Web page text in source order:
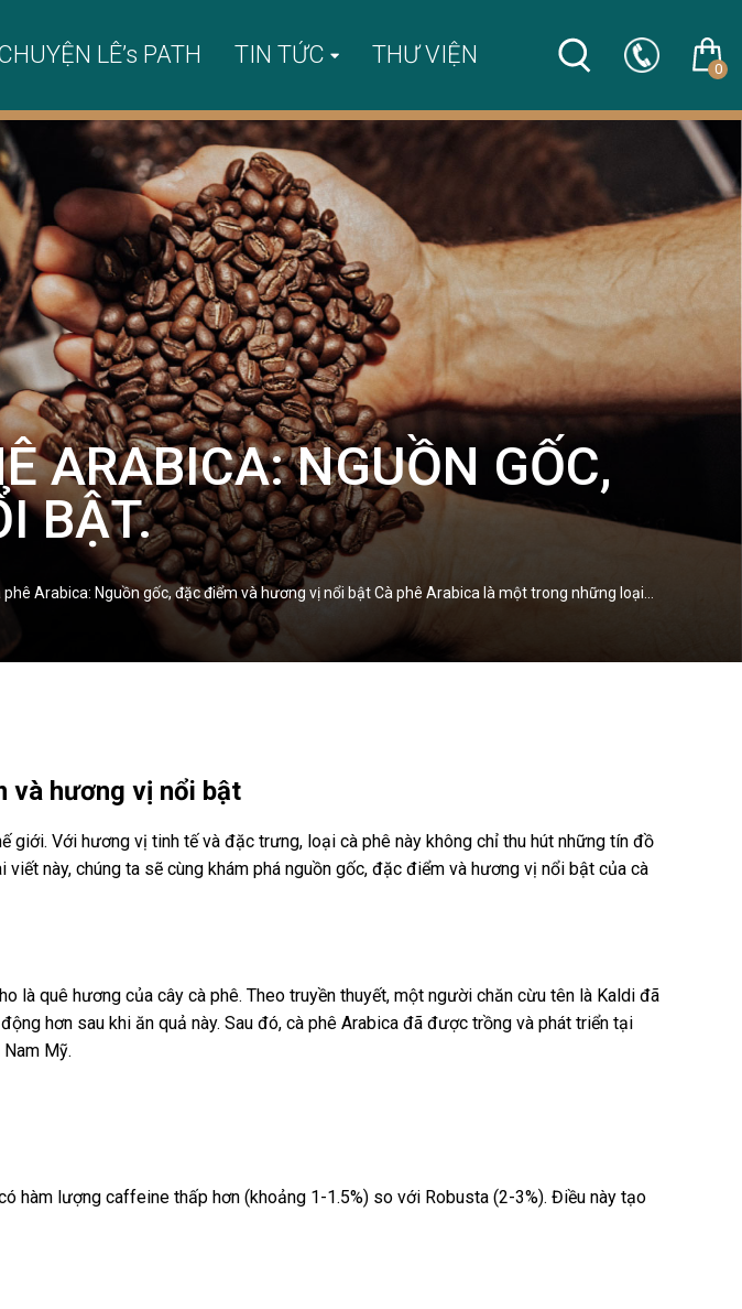
LÊ’s PATH TIN TỨC THƯ VIỆN 0
ARABICA: NGUỒN GỐC,
BẬT.
Arabica: Nguồn gốc, đặc điểm và hương vị nổi bật Cà phê Arabica là một trong những loại…
và hương vị nổi bật
Với hương vị tinh tế và đặc trưng, loại cà phê này không chỉ thu hút những tín đồ
này, chúng ta sẽ cùng khám phá nguồn gốc, đặc điểm và hương vị nổi bật của cà
là quê hương của cây cà phê. Theo truyền thuyết, một người chăn cừu tên là Kaldi đã
hơn sau khi ăn quả này. Sau đó, cà phê Arabica đã được trồng và phát triển tại
Mỹ.
hàm lượng caffeine thấp hơn (khoảng 1-1.5%) so với Robusta (2-3%). Điều này tạo